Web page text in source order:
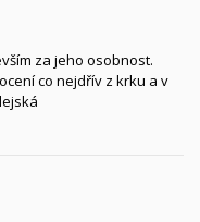
za jeho osobnost.
co nejdřív z krku a v